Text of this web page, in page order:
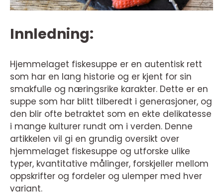
Innledning:
Hjemmelaget fiskesuppe er en autentisk rett
som har en lang historie og er kjent for sin
smakfulle og næringsrike karakter. Dette er en
suppe som har blitt tilberedt i generasjoner, og
den blir ofte betraktet som en ekte delikatesse
i mange kulturer rundt om i verden. Denne
artikkelen vil gi en grundig oversikt over
hjemmelaget fiskesuppe og utforske ulike
typer, kvantitative målinger, forskjeller mellom
oppskrifter og fordeler og ulemper med hver
variant.